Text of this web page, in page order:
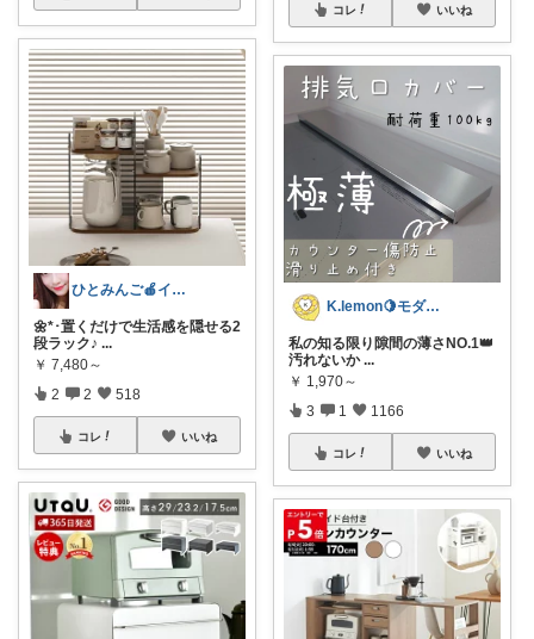
ひとみんご🍎‪インテリア雑貨
🌼*･置くだけで生活感を隠せる2
段ラック♪ ...
￥ 7,480～
2 2 518
コレ いいね
コレ いいね
K.lemon🍋モダン+家事楽+🐶
私の知る限り隙間の薄さNO.1👑
汚れないか ...
￥ 1,970～
3 1 1166
コレ いいね